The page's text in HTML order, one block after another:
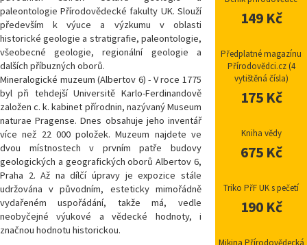
paleontologie Přírodovědecké fakulty UK. Slouží
především k výuce a výzkumu v oblasti
historické geologie a stratigrafie, paleontologie,
všeobecné geologie, regionální geologie a
dalších příbuzných oborů.
Mineralogické muzeum (Albertov 6) - V roce 1775
byl při tehdejší Universitě Karlo-Ferdinandově
založen c. k. kabinet přírodnin, nazývaný Museum
naturae Pragense. Dnes obsahuje jeho inventář
více než 22 000 položek. Muzeum najdete ve
dvou místnostech v prvním patře budovy
geologických a geografických oborů Albertov 6,
Praha 2. Až na dílčí úpravy je expozice stále
udržována v původním, esteticky mimořádně
vydařeném uspořádání, takže má, vedle
neobyčejné výukové a vědecké hodnoty, i
značnou hodnotu historickou.
149 Kč
Předplatné magazínu
Přírodovědci.cz (4
vytištěná čísla)
175 Kč
Kniha vědy
675 Kč
Triko PřF UK s pečetí
190 Kč